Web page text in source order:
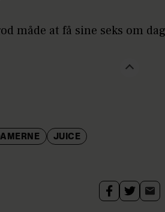
måde at få sine seks om
JUICE